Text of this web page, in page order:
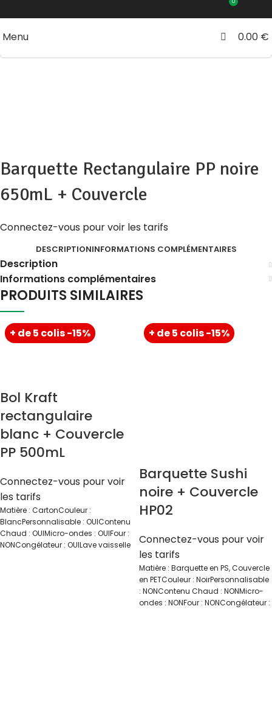
Menu 0.00
Barquette Rectangulaire PP noire
650mL + Couvercle
Connectez-vous pour voir les tarifs
DESCRIPTIONINFORMATIONS COMPLÉMENTAIRES
Description
Informations complémentaires
PRODUITS SIMILAIRES
+ de 5 colis -15%
Bol Kraft
rectangulaire
blanc + Couvercle
PP 500mL
Connectez-vous pour voir
les tarifs
Matière : CartonCouleur :
BlancPersonnalisable : OUIContenu
Chaud : OUIMicro-ondes : OUIFour :
NONCongélateur : OUILave vaisselle
+ de 5 colis -15%
Barquette Sushi
noire + Couvercle
HP02
Connectez-vous pour voir
les tarifs
Matière : Barquette en PS, Couvercle
en PETCouleur : NoirPersonnalisable
: NONContenu Chaud : NONMicro-
ondes : NONFour : NONCongélateur :